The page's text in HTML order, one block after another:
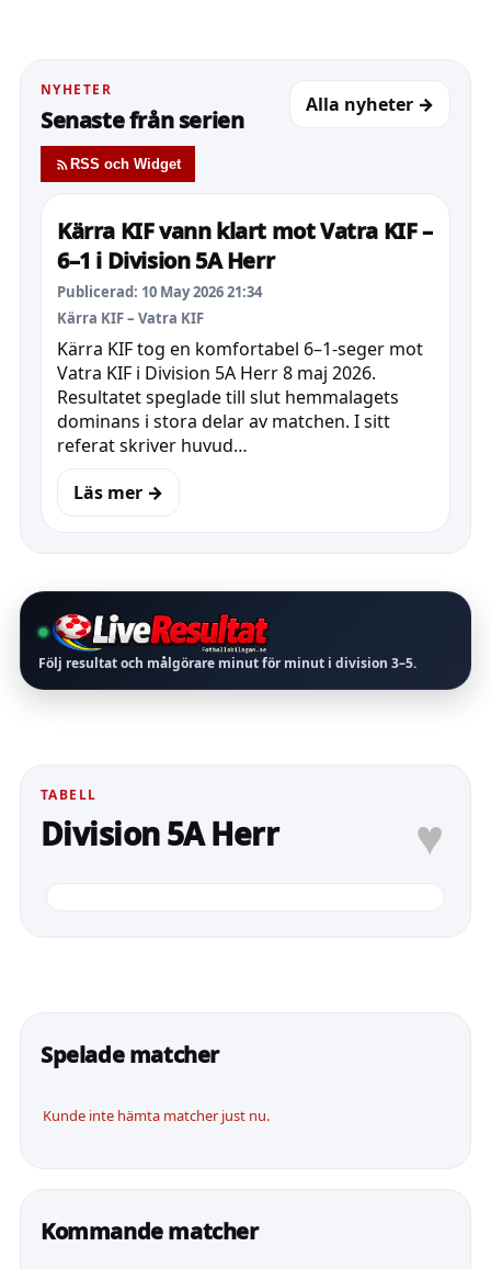
NYHETER
Senaste från serien
RSS och Widget
Alla nyheter →
Kärra KIF vann klart mot Vatra KIF –
6–1 i Division 5A Herr
Publicerad: 10 May 2026 21:34
Kärra KIF – Vatra KIF
Kärra KIF tog en komfortabel 6–1-seger mot
Vatra KIF i Division 5A Herr 8 maj 2026.
Resultatet speglade till slut hemmalagets
dominans i stora delar av matchen. I sitt
referat skriver huvud…
Läs mer →
Följ resultat och målgörare minut för minut i division 3–5.
TABELL
Division 5A Herr ♥
Spelade matcher
Kunde inte hämta matcher just nu.
Kommande matcher